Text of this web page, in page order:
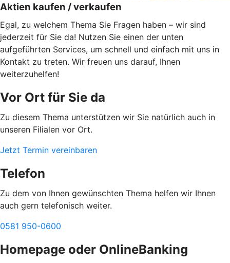
Aktien kaufen / verkaufen
Egal, zu welchem Thema Sie Fragen haben – wir sind
jederzeit für Sie da! Nutzen Sie einen der unten
aufgeführten Services, um schnell und einfach mit uns in
Kontakt zu treten. Wir freuen uns darauf, Ihnen
weiterzuhelfen!
Vor Ort für Sie da
Zu diesem Thema unterstützen wir Sie natürlich auch in
unseren Filialen vor Ort.
Jetzt Termin vereinbaren
Telefon
Zu dem von Ihnen gewünschten Thema helfen wir Ihnen
auch gern telefonisch weiter.
0581 950-0600
Homepage oder OnlineBanking